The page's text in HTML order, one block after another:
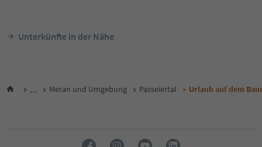
Unterkünfte in der Nähe
... Meran und Umgebung Passeiertal Urlaub auf dem